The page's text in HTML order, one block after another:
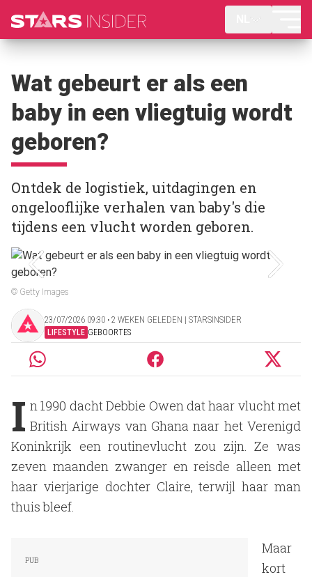
Wat gebeurt er als een
baby in een vliegtuig wordt
geboren?
Ontdek de logistiek, uitdagingen en
ongelooflijke verhalen van baby's die
tijdens een vlucht worden geboren.
© Getty Images
23/07/2026 09:30 ‧ 2 WEKEN GELEDEN | STARSINSIDER
LIFESTYLE GEBOORTES
I n 1990 dacht Debbie Owen dat haar vlucht met
British Airways van Ghana naar het Verenigd
Koninkrijk een routinevlucht zou zijn. Ze was
zeven maanden zwanger en reisde alleen met
haar vierjarige dochter Claire, terwijl haar man
thuis bleef.
Maar
kort